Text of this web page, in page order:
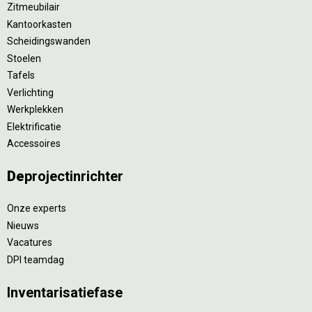
Zitmeubilair
Kantoorkasten
Scheidingswanden
Stoelen
Tafels
Verlichting
Werkplekken
Elektrificatie
Accessoires
Deprojectinrichter
Onze experts
Nieuws
Vacatures
DPI teamdag
Inventarisatiefase